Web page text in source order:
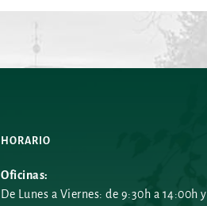
HORARIO
Oficinas:
De Lunes a Viernes: de 9:30h a 14:00h y